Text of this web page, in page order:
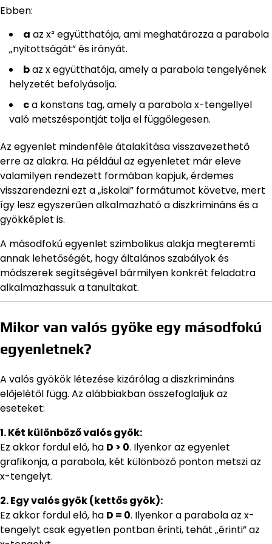
Ebben:
a az x² együtthatója, ami meghatározza a parabola
„nyitottságát” és irányát.
baz x együtthatója, amely a parabola tengelyének
helyzetét befolyásolja.
ca konstans tag, amely a parabola x-tengellyel
való metszéspontját tolja el függőlegesen.
Az egyenlet mindenféle átalakítása visszavezethető
erre az alakra. Ha például az egyenletet már eleve
valamilyen rendezett formában kapjuk, érdemes
visszarendezni ezt a „iskolai” formátumot követve, mert
így lesz egyszerűen alkalmazható a diszkrimináns és a
gyökképlet is.
A másodfokú egyenlet szimbolikus alakja megteremti
annak lehetőségét, hogy általános szabályok és
módszerek segítségével bármilyen konkrét feladatra
alkalmazhassuk a tanultakat.
Mikor van valós gyöke egy másodfokú
egyenletnek?
A valós gyökök létezése kizárólag a diszkrimináns
előjelétől függ. Az alábbiakban összefoglaljuk az
eseteket:
1. Két különböző valós gyök:
Ez akkor fordul elő, ha D > 0. Ilyenkor az egyenlet
grafikonja, a parabola, két különböző ponton metszi az
x-tengelyt.
2. Egy valós gyök (kettős gyök):
Ez akkor fordul elő, ha D = 0. Ilyenkor a parabola az x-
tengelyt csak egyetlen pontban érinti, tehát „érinti” az